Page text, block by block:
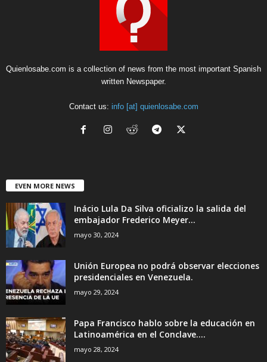
Quienlosabe.com is a collection of news from the most important Spanish
written Newspaper.
Contact us: info [at] quienlosabe.com
EVEN MORE NEWS
Inácio Lula Da Silva oficializo la salida del
embajador Frederico Meyer...
mayo 30, 2024
Unión Europea no podrá observar elecciones
presidenciales en Venezuela.
mayo 29, 2024
Papa Francisco hablo sobre la educación en
Latinoamérica en el Conclave....
mayo 28, 2024